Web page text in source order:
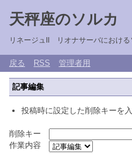
天秤座のソルカ
リネージュII リオナサーバにおける
戻る RSS 管理者用
記事編集
投稿時に設定した削除キーを
削除キー
作業内容